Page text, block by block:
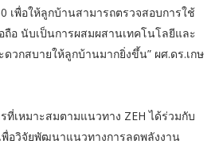
เพื่อให้ลูกบ้านสามารถตรวจสอบการใช้
อ นับเป็นการผสมผสานเทคโนโลยีและ
วกสบายให้ลูกบ้านมากยิ่งขึ้น” ผศ.ดร.เกษ
เหมาะสมตามแนวทาง ZEH ได้ร่วมกับ
อวิจัยพัฒนาแนวทางการลดพลังงาน